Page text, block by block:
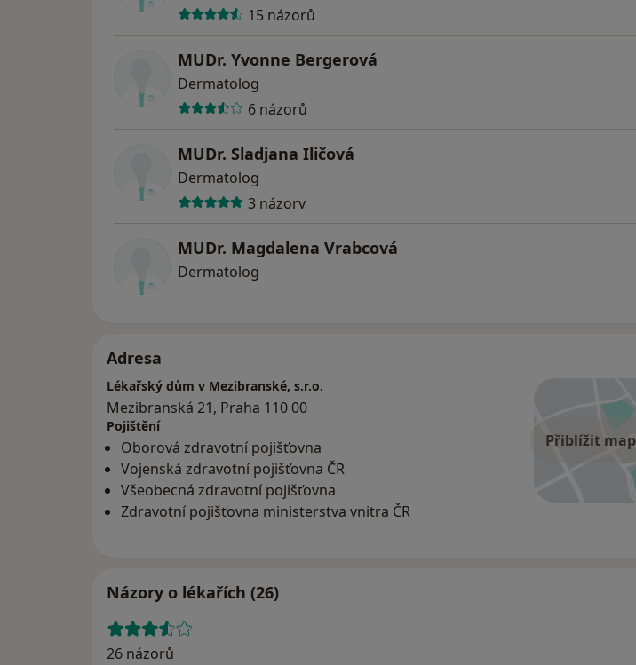
15 názorů
MUDr. Yvonne Bergerová
Dermatolog
6 názorů
MUDr. Sladjana Iličová
Dermatolog
3 názory
MUDr. Magdalena Vrabcová
Dermatolog
Adresa
Přiblížit
Lékařský dům v Mezibranské, s.r.o.
Mezibranská 21, Praha 110 00
Pojištění
Oborová zdravotní pojišťovna
Vojenská zdravotní pojišťovna ČR
Všeobecná zdravotní pojišťovna
Zdravotní pojišťovna ministerstva vnitra ČR
Názory o lékařích (26)
26 názorů